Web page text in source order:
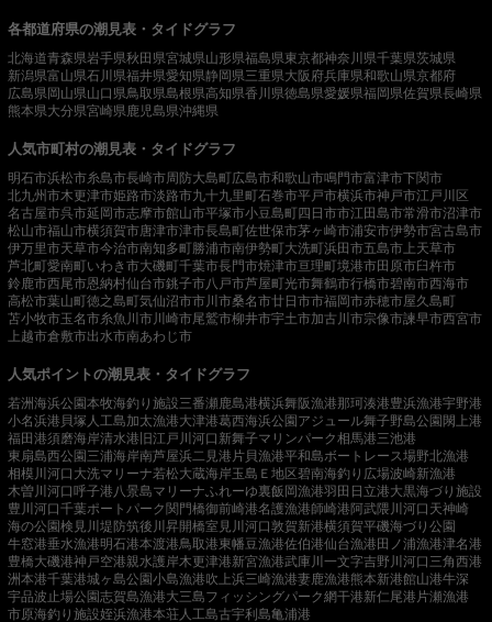
各都道府県の潮見表・タイドグラフ
北海道青森県岩手県秋田県宮城県山形県福島県東京都神奈川県千葉県茨城県
新潟県富山県石川県福井県愛知県静岡県三重県大阪府兵庫県和歌山県京都府
広島県岡山県山口県鳥取県島根県高知県香川県徳島県愛媛県福岡県佐賀県長崎県
熊本県大分県宮崎県 鹿児島県沖縄県
人気市町村の潮見表・タイドグラフ
明石市浜松市糸島市長崎市周防大島町広島市和歌山市鳴門市富津市下関市
北九州市木更津市姫路市淡路市九十九里町石巻市平戸市横浜市神戸市江戸川区
名古屋市呉市延岡市志摩市館山市平塚市小豆島町四日市市江田島市常滑市沼津市
松山市福山市横須賀市唐津市津市長島町佐世保市茅ヶ崎市浦安市伊勢市宮古島市
伊万里市天草市今治市南知多町勝浦市南伊勢町大洗町浜田市五島市 上天草市
芦北町愛南町いわき市大磯町千葉市長門市焼津市亘理町境港市田原市臼杵市
鈴鹿市西尾市恩納村仙台市銚子市八戸市芦屋町光市舞鶴市行橋市碧南市西海市
高松市葉山町徳之島町気仙沼市市川市桑名市廿日市市福岡市赤穂市屋久島町
苫小牧市玉名市糸魚川市 川崎市尾鷲市柳井市宇土市加古川市宗像市諫早市西宮市
上越市倉敷市出水市南あわじ市
人気ポイントの潮見表・タイドグラフ
若洲海浜公園本牧海釣り施設三番瀬 鹿島港横浜舞阪漁港那珂湊港豊浜漁港宇野港
小名浜港 貝塚人工島加太漁港大津港葛西海浜公園アジュール舞子野島公園閖上港
福田港須磨海岸清水港 旧江戸川河口 新舞子マリンパーク相馬港三池港
東扇島西公園三浦海岸南芦屋浜二見港 片貝漁港平和島ボートレース場野北漁港
相模川河口 大洗マリーナ若松大蔵海岸玉島Ｅ地区碧南海釣り広場波崎新漁港
木曽川河口呼子港 八景島マリーナふれーゆ裏飯岡漁港羽田 日立港大黒海づり施設
豊川河口千葉ポートパーク関門橋御前崎港名護漁港師崎港阿武隈川河口 天神崎
海の公園検見川堤防筑後川昇開橋室見川河口敦賀新港横須賀平磯海づり公園
牛窓港垂水漁港明石港本渡港鳥取港東幡豆漁港佐伯港仙台漁港田ノ浦漁港津名港
豊橋大磯港神戸空港親水護岸木更津港新宮漁港武庫川一文字吉野川河口 三角西港
洲本港千葉港城ヶ島公園小島漁港吹上浜三崎漁港妻鹿漁港熊本新港館山港牛深
宇品波止場公園志賀島漁港大三島フィッシングパーク網干港新仁尾港 片瀬漁港
市原海釣り施設姪浜漁港本荘人工島古宇利島亀浦港